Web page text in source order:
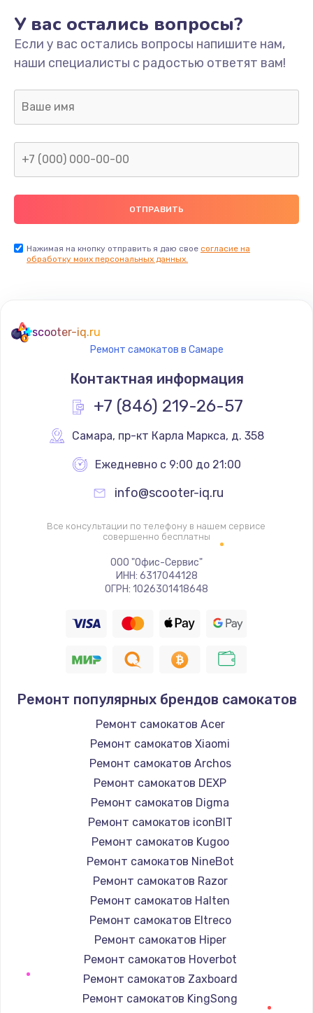
Замена/Pемонт карбюратора
1300 руб.
Заказать
Ремонт капиллярной трубки
400 руб.
Заказать
Замена термостата
1200 руб.
Заказать
Замена реле
700 руб.
Заказать
Замена ТЭНа
Заказать
Замена шнура
Заказать
Замена / ремонт электронного модуля
управления
600 руб.
Заказать
Замена конфорки
Заказать
Замена платы сенсора
Заказать
Замена регулятора режимов конфорки
У вас остались вопросы?
Если у вас остались вопросы напишите нам,
наши специалисты с радостью ответят вам!
Нажимая на кнопку отправить я даю свое согласие на
обработку моих персональных данных.
scooter-iq.ru
Ремонт самокатов в Самаре
Контактная информация
+7 (846) 219-26-57
Самара, пр-кт Карла Маркса, д. 358
Ежедневно с 9:00 до 21:00
info@scooter-iq.ru
Все консультации по телефону в нашем сервисе
совершенно бесплатны
ООО "Офис-Сервис"
ИНН: 6317044128
ОГРН: 1026301418648
Ремонт популярных брендов самокатов
Ремонт самокатов Acer
Ремонт самокатов Xiaomi
Ремонт самокатов Archos
Ремонт самокатов DEXP
Ремонт самокатов Digma
Ремонт самокатов iconBIT
Ремонт самокатов Kugoo
Ремонт самокатов NineBot
Ремонт самокатов Razor
Ремонт самокатов Halten
Ремонт самокатов Eltreco
Ремонт самокатов Hiper
Ремонт самокатов Hoverbot
Ремонт самокатов Zaxboard
Ремонт самокатов KingSong